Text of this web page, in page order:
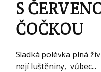
S
ČOČKOU
Sladká polévka plná
nejí luštěniny, vůbec...